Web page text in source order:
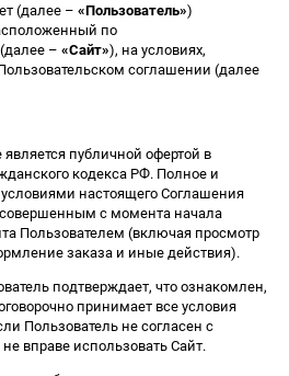
(далее – «Пользователь»)
по
(далее – «Сайт»), на условиях,
соглашении (далее
публичной офертой в
кодекса РФ. Полное и
условиями настоящего Соглашения
совершенным с момента начала
Пользователем (включая просмотр
заказа и иные действия).
подтверждает, что ознакомлен,
принимает все условия
Пользователь не согласен с
вправе использовать Сайт.